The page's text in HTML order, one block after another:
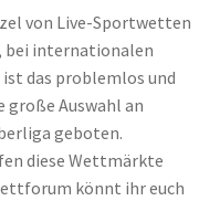
von Live-Sportwetten
bei internationalen
das problemlos und
Auswahl an
geboten.
diese Wettmärkte
könnt ihr euch